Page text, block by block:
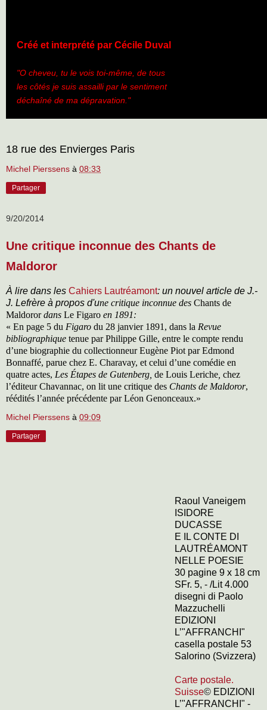
Créé et interprété par Cécile Duval
"O cheveu, tu le vois toi-même, de tous
les côtés je suis assailli par le sentiment
déchaîné de ma dépravation."
18 rue des Envierges Paris
Michel Pierssens à 08:33
Partager
9/20/2014
Une critique inconnue des Chants de
Maldoror
À lire dans les Cahiers Lautréamont: un nouvel article de J.-
J. Lefrère à propos d'une critique inconnue des Chants de
Maldoror dans Le Figaro en 1891:
« En page 5 du Figaro du 28 janvier 1891, dans la Revue
bibliographique tenue par Philippe Gille, entre le compte rendu
d’une biographie du collectionneur Eugène Piot par Edmond
Bonnaffé, parue chez E. Charavay, et celui d’une comédie en
quatre actes, Les Étapes de Gutenberg, de Louis Leriche chez
l’éditeur Chavannac, on lit une critique des Chants de Maldoror,
réédités l’année précédente par Léon Genonceaux.»
Michel Pierssens à 09:09
Partager
Raoul Vaneigem
ISIDORE
DUCASSE
E IL CONTE DI
LAUTRÉAMONT
NELLE POESIE
30 pagine 9 x 18 cm
SFr. 5, - /Lit 4.000
disegni di Paolo
Mazzuchelli
EDIZIONI
L’"AFFRANCHI"
casella postale 53
Salorino (Svizzera)
Carte postale.
Suisse© EDIZIONI
L’"AFFRANCHI" -